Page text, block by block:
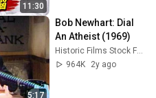
11:30
5:17
Bob Newhart: Dial
An Atheist (1969)
Historic Films Stock Footage Archive
964K
2y ago